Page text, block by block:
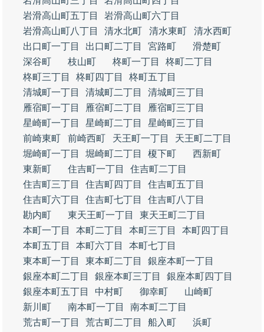
岩滑高山町五丁目
岩滑高山町六丁目
岩滑高山町八丁目
清水北町 清水東町
清水西町
出口町一丁目
出口町二丁目 宮路町
滑楚町
深谷町
枝山町 柊町一丁目
柊町二丁目
柊町三丁目
柊町四丁目
柊町五丁目
清城町一丁目
清城町二丁目
清城町三丁目
雁宿町一丁目
雁宿町二丁目
雁宿町三丁目
星崎町一丁目
星崎町二丁目
星崎町三丁目
前崎東町
前崎西町 天王町一丁目
天王町二丁目
堀崎町一丁目
堀崎町二丁目 榎下町
西新町
東新町
住吉町一丁目
住吉町二丁目
住吉町三丁目
住吉町四丁目
住吉町五丁目
住吉町六丁目
住吉町七丁目
住吉町八丁目
勘内町
東天王町一丁目
東天王町二丁目
本町一丁目
本町二丁目 本町三丁目
本町四丁目
本町五丁目
本町六丁目
本町七丁目
東本町一丁目
東本町二丁目
銀座本町一丁目
銀座本町二丁目
銀座本町三丁目
銀座本町四丁目
銀座本町五丁目
中村町 御幸町
山崎町
新川町
南本町一丁目
南本町二丁目
荒古町一丁目
荒古町二丁目 船入町
浜町